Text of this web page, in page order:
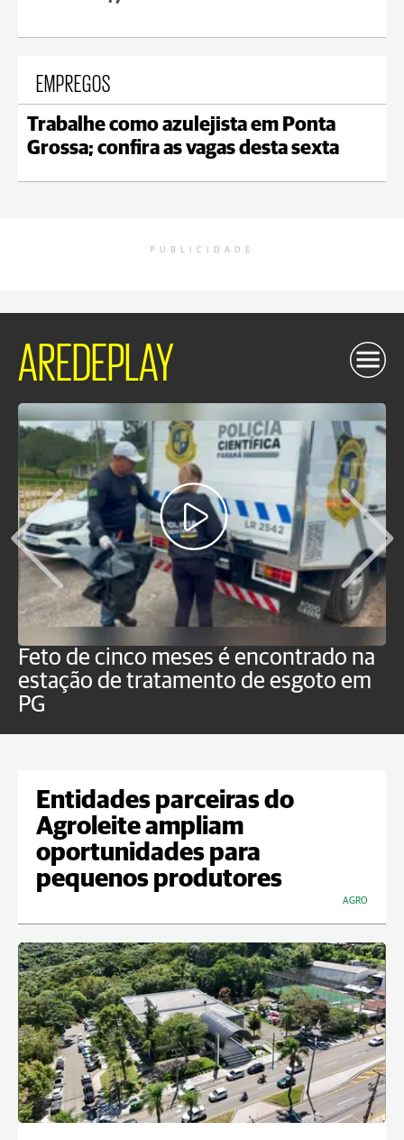
EMPREGOS
Trabalhe como azulejista em Ponta
Grossa; confira as vagas desta sexta
PUBLICIDADE
AREDEPLAY
Feto de cinco meses é encontrado na
estação de tratamento de esgoto em
PG
Entidades parceiras do
Agroleite ampliam
oportunidades para
pequenos produtores
AGRO